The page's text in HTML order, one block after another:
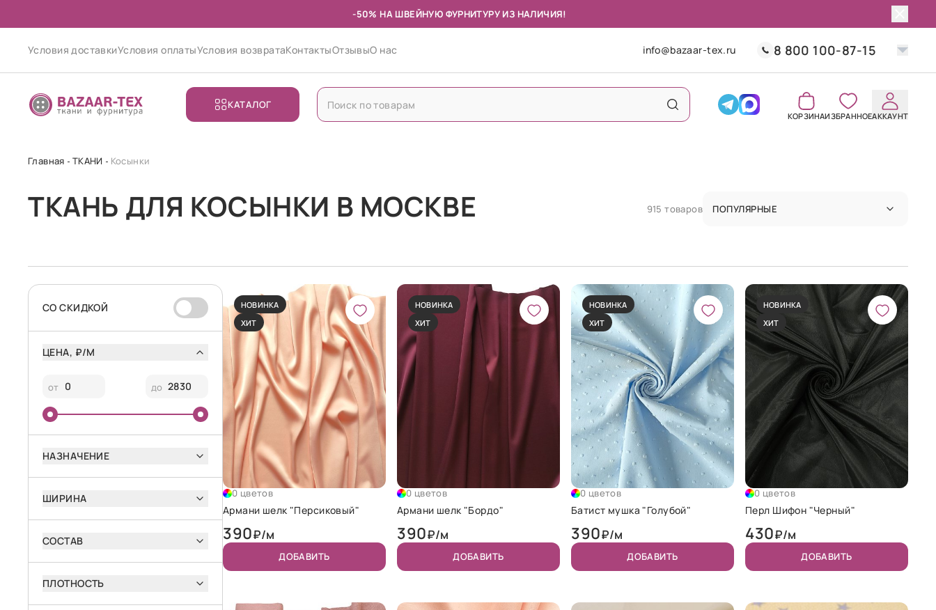
-50% НА ШВЕЙНУЮ ФУРНИТУРУ ИЗ НАЛИЧИЯ!
Условия доставкиУсловия оплатыУсловия возвратаКонтактыОтзывыО нас info@bazaar-tex.ru 8 800 100-87-15
КАТАЛОГ
КОРЗИНАИЗБРАННОЕАККАУНТ
Главная ТКАНИ Косынки
ТКАНЬ ДЛЯ КОСЫНКИ В МОСКВЕ 915 товаров ПОПУЛЯРНЫЕ
CО СКИДКОЙ
ЦЕНА, ₽/М
от до
НАЗНАЧЕНИЕ
ШИРИНА
СОСТАВ
ПЛОТНОСТЬ
НОВИНКА
ХИТ
0 цветов
Армани шелк "Персиковый"
390₽/м
ДОБАВИТЬ
НОВИНКА
ХИТ
0 цветов
Армани шелк "Бордо"
390₽/м
ДОБАВИТЬ
НОВИНКА
ХИТ
0 цветов
Батист мушка "Голубой"
390₽/м
ДОБАВИТЬ
НОВИНКА
ХИТ
0 цветов
Перл Шифон "Черный"
430₽/м
ДОБАВИТЬ